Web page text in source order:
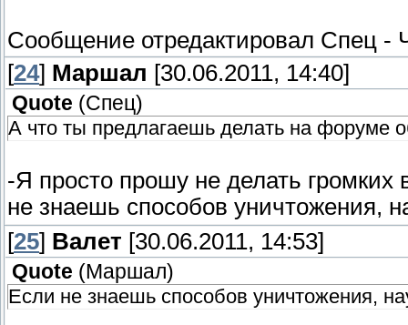
Сообщение отредактировал Спец -
[24] Маршал [30.06.2011, 14:40]
Quote (Спец)
А что ты предлагаешь делать на форуме
-Я просто прошу не делать
не знаешь способов уничтожения,
[25] Валет [30.06.2011, 14:53]
Quote (Маршал)
Если не знаешь способов уничтожения,